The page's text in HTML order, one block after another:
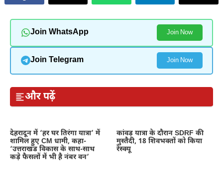
Join WhatsApp Join Now
Join Telegram Join Now
और पढ़ें
देहरादून में ‘हर घर तिरंगा यात्रा’ में
शामिल हुए CM धामी, कहा-
‘उत्तराखंड विकास के साथ-साथ
कड़े फैसलों में भी है नंबर वन’
कांवड़ यात्रा के दौरान SDRF की
मुस्तैदी, 18 शिवभक्तों को किया
रेस्क्यू